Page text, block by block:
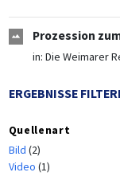
Prozession
in: Die Weimarer
ERGEBNISSE
Quellenart
Bild (2)
Video (1)